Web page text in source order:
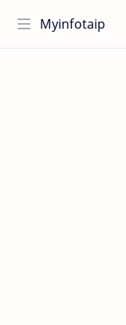
Myinfotaip